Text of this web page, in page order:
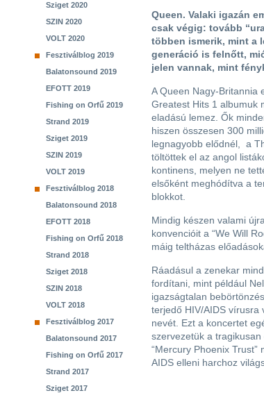
Sziget 2020
SZIN 2020
VOLT 2020
Fesztiválblog 2019
Balatonsound 2019
EFOTT 2019
Fishing on Orfű 2019
Strand 2019
Sziget 2019
SZIN 2019
VOLT 2019
Fesztiválblog 2018
Balatonsound 2018
EFOTT 2018
Fishing on Orfű 2018
Strand 2018
Sziget 2018
SZIN 2018
VOLT 2018
Fesztiválblog 2017
Balatonsound 2017
Fishing on Orfű 2017
Strand 2017
Sziget 2017
Queen. Valaki igazán
csak végig: tovább
többen ismerik, mint a
generáció is felnőtt,
jelen vannak, mint
A Queen Nagy-Britannia
Greatest Hits 1 albumuk
eladású lemez. Ők
hiszen összesen 300
legnagyobb elődnél, a
töltöttek el az angol
kontinens, melyen ne
elsőként meghódítva a
blokkot.
Mindig készen valami
konvencióit a “We Will
máig teltházas
Ráadásul a zenekar
fordítani, mint például
igazságtalan
terjedő HIV/AIDS vírusra
nevét. Ezt a koncertet
szervezetük a
“Mercury Phoenix
AIDS elleni harchoz